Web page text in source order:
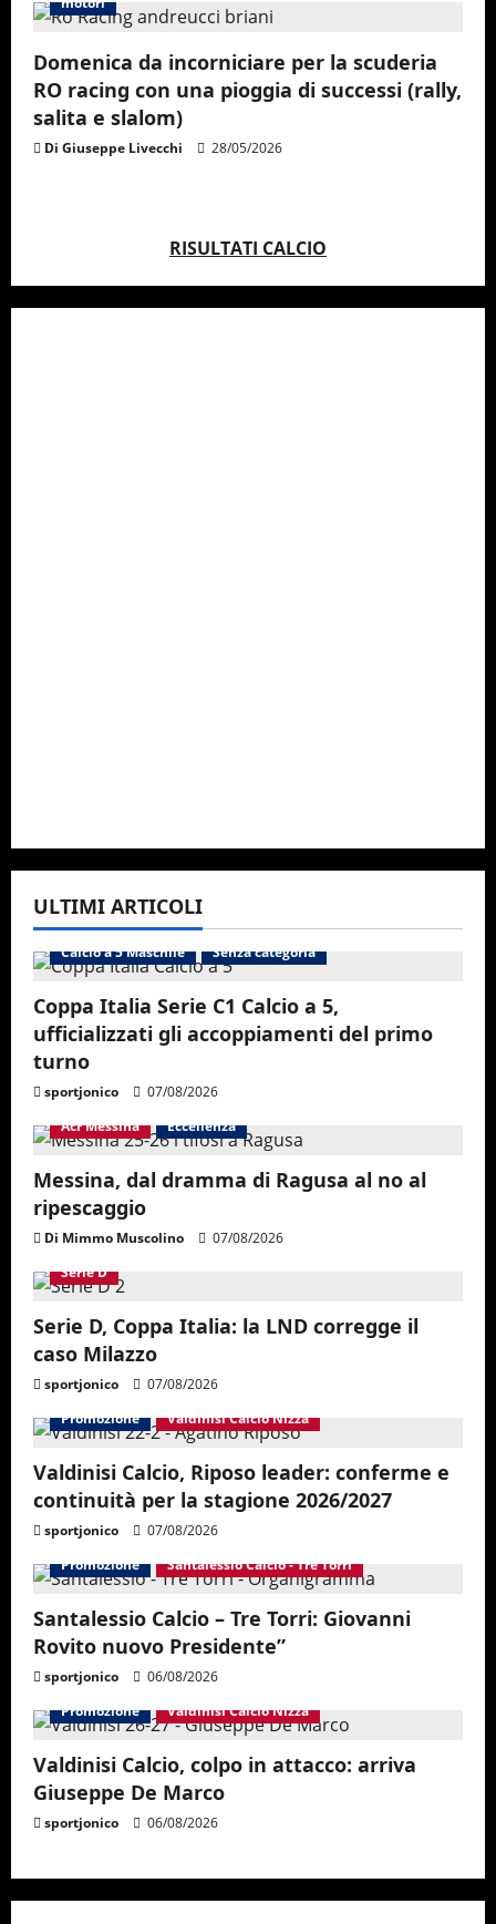
Domenica da incorniciare per la scuderia
RO racing con una pioggia di successi (rally,
salita e slalom)
Di Giuseppe Livecchi 28/05/2026
RISULTATI CALCIO
ULTIMI ARTICOLI
Calcio a 5 Maschile Senza categoria
Coppa Italia Serie C1 Calcio a 5,
ufficializzati gli accoppiamenti del primo
turno
sportjonico
07/08/2026
Acr Messina
Eccellenza
Messina, dal dramma di Ragusa al no al
ripescaggio
Di Mimmo Muscolino
07/08/2026
Serie D
Serie D, Coppa Italia: la LND corregge il
caso Milazzo
sportjonico
07/08/2026
Promozione
Valdinisi Calcio Nizza
Valdinisi Calcio, Riposo leader: conferme e
continuità per la stagione 2026/2027
sportjonico
07/08/2026
Promozione
Santalessio Calcio - Tre Torri
Santalessio Calcio – Tre Torri: Giovanni
Rovito nuovo Presidente”
sportjonico
06/08/2026
Promozione
Valdinisi Calcio Nizza
Valdinisi Calcio, colpo in attacco: arriva
Giuseppe De Marco
sportjonico 06/08/2026